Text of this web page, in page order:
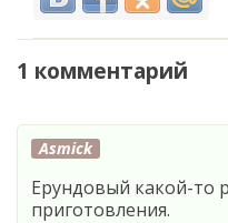
1 комментарий
Asmick
Ерундовый какой-то
приготовления.